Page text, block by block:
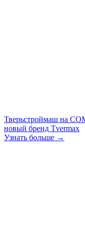
Тверьстроймаш на
новый бренд Tvermax
Узнать больше →